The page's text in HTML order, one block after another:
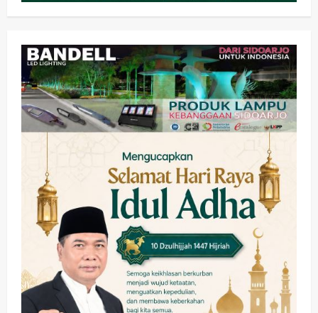
2
PANAS! Kalah Tender Proyek RSUD
Sibar Rp 9,9 M, Beranikah CV Tiga
Anugerah Utama Pertaruhkan
Jaminan Rp 100 Juta?
wartanusa 5 Agustus 2026
Olahraga
Adu Taktik di Atas Rumput Sintetis:
Memanaskan Mesin Menuju Piala
Soccer
wartanusa 5 Agustus 2026
4
Ekonomi Hiburan Pemerintahan
HOT NEWS: Ribuan Warga Wage
Tumplek Blek di Bazar Rakyat Jalan
Jambu, Borong Kuliner UMKM Sambil
Nonton Jaranan!
wartanusa 4 Agustus 2026
Keagamaan Pemerintahan